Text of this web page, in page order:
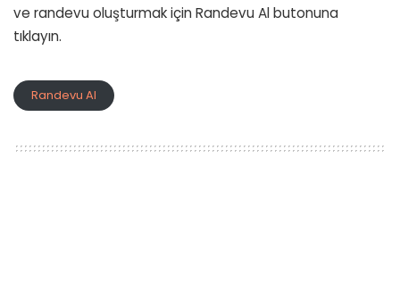
ve randevu oluşturmak için Randevu Al butonuna
tıklayın.
Randevu Al